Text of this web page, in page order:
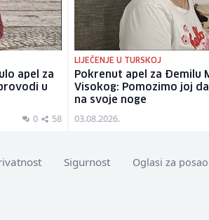
apel za
u
0 58
LIJEČENJE U TURSKOJ
Pokrenut apel za Đemilu
Visokog: Pomozimo joj
na svoje noge
03.08.2026.
Sigurnost Oglasi za posao